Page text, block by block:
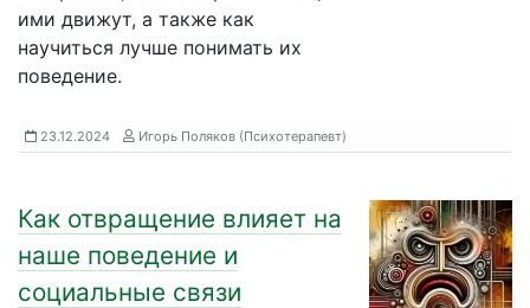
ими движут, а также как
научиться лучше понимать их
поведение.
23.12.2024 Игорь Поляков (Психотерапевт)
Как отвращение влияет на
наше поведение и
социальные связи